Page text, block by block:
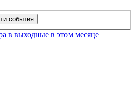
в выходные в этом месяце